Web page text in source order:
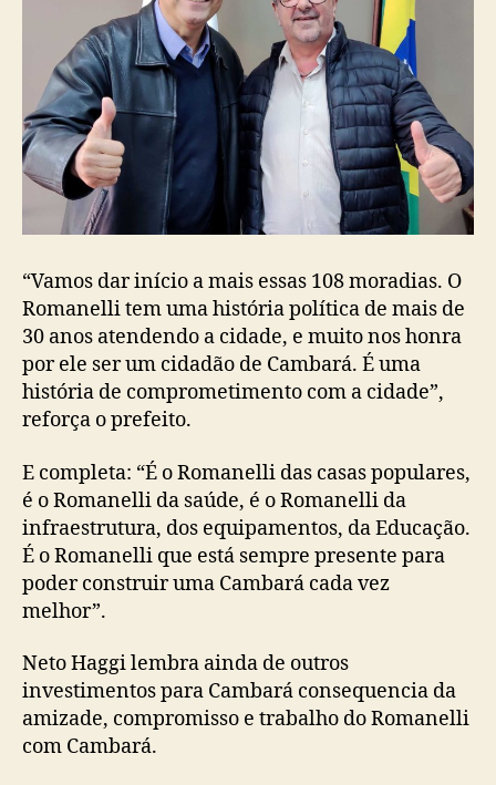
“Vamos dar início a mais essas 108 moradias. O
Romanelli tem uma história política de mais de
30 anos atendendo a cidade, e muito nos honra
por ele ser um cidadão de Cambará. É uma
história de comprometimento com a cidade”,
reforça o prefeito.
E completa: “É o Romanelli das casas populares,
é o Romanelli da saúde, é o Romanelli da
infraestrutura, dos equipamentos, da Educação.
É o Romanelli que está sempre presente para
poder construir uma Cambará cada vez
melhor”.
Neto Haggi lembra ainda de outros
investimentos para Cambará consequencia da
amizade, compromisso e trabalho do Romanelli
com Cambará.